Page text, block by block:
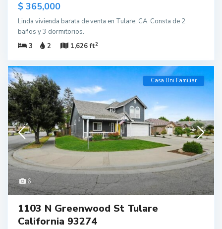
$ 365,000
Linda vivienda barata de venta en Tulare, CA. Consta de 2
baños y 3 dormitorios.
3
2 1,626 ft2
6
Casa Uni Familiar
1103 N Greenwood St Tulare
California 93274